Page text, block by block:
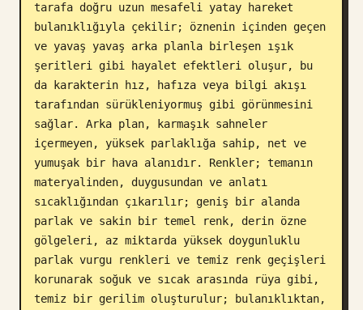
tarafa doğru uzun mesafeli yatay hareket
bulanıklığıyla çekilir; öznenin içinden geçen
ve yavaş yavaş arka planla birleşen ışık
şeritleri gibi hayalet efektleri oluşur, bu
da karakterin hız, hafıza veya bilgi akışı
tarafından sürükleniyormuş gibi görünmesini
sağlar. Arka plan, karmaşık sahneler
içermeyen, yüksek parlaklığa sahip, net ve
yumuşak bir hava alanıdır. Renkler; temanın
materyalinden, duygusundan ve anlatı
sıcaklığından çıkarılır; geniş bir alanda
parlak ve sakin bir temel renk, derin özne
gölgeleri, az miktarda yüksek doygunluklu
parlak vurgu renkleri ve temiz renk geçişleri
korunarak soğuk ve sıcak arasında rüya gibi,
temiz bir gerilim oluşturulur; bulanıklıktan,